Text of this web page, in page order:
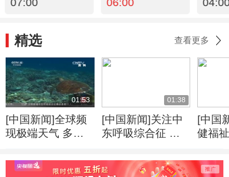
精选 查看更多
01:53
[中国新闻]全球频
现极端天气 多国
成
01:38
[中国新闻]关注中
东呼吸综合征 世
早期应采取标准预
防措施
[中国
健福